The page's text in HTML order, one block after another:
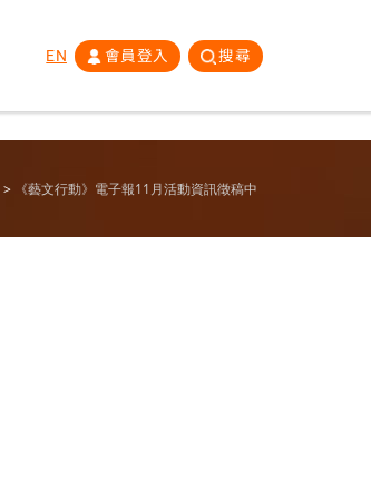
EN 會員登入 搜尋
《藝文行動》電子報11月活動資訊徵稿中